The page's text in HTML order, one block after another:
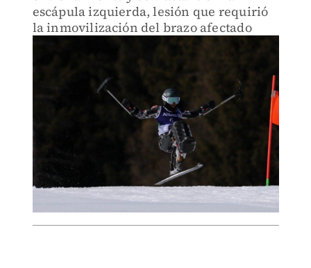
escápula izquierda, lesión que requirió
la inmovilización del brazo afectado